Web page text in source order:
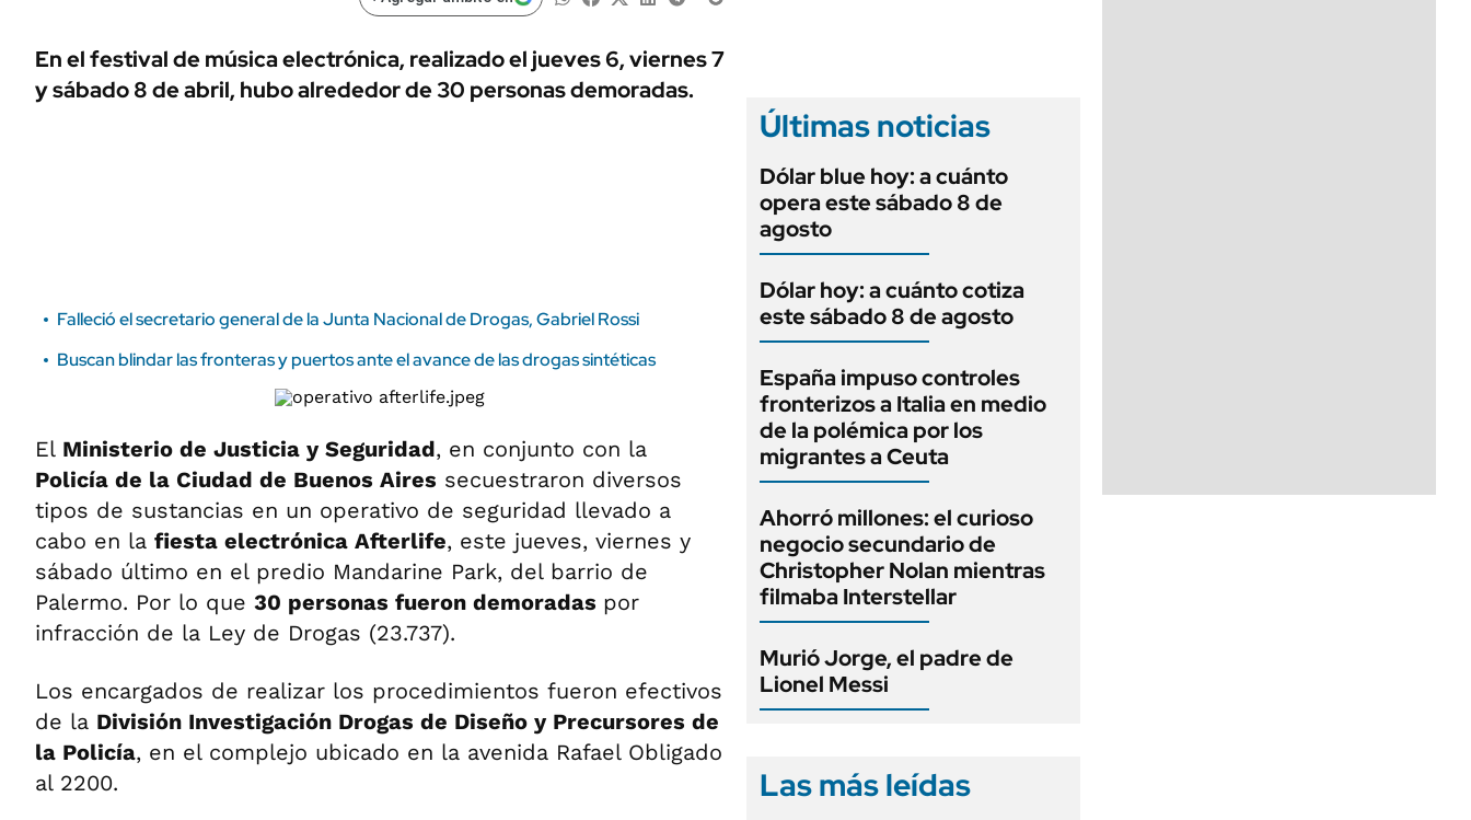
URUGUAY
AUTOS
En el festival de música electrónica, realizado el jueves 6, viernes 7
y sábado 8 de abril, hubo alrededor de 30 personas demoradas.
Falleció el secretario general de la Junta Nacional de Drogas, Gabriel Rossi
Buscan blindar las fronteras y puertos ante el avance de las drogas sintéticas
El Ministerio de Justicia y Seguridad, en conjunto con la
Policía de la Ciudad de Buenos Aires secuestraron diversos
tipos de sustancias en un operativo de seguridad llevado a
cabo en la fiesta electrónica Afterlife, este jueves, viernes y
sábado último en el predio Mandarine Park, del barrio de
Palermo. Por lo que 30 personas fueron demoradas por
infracción de la Ley de Drogas (23.737).
Los encargados de realizar los procedimientos fueron efectivos
de la División Investigación Drogas de Diseño y Precursores de
la Policía, en el complejo ubicado en la avenida Rafael Obligado
al 2200.
Últimas noticias
Dólar blue hoy: a cuánto
opera este sábado 8 de
agosto
Dólar hoy: a cuánto cotiza
este sábado 8 de agosto
España impuso controles
fronterizos a Italia en medio
de la polémica por los
migrantes a Ceuta
Ahorró millones: el curioso
negocio secundario de
Christopher Nolan mientras
filmaba Interstellar
Murió Jorge, el padre de
Lionel Messi
Las más leídas